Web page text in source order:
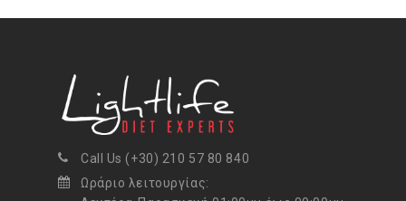
Call Us (+30) 210 57 80 840
Ωράριο λειτουργίας: